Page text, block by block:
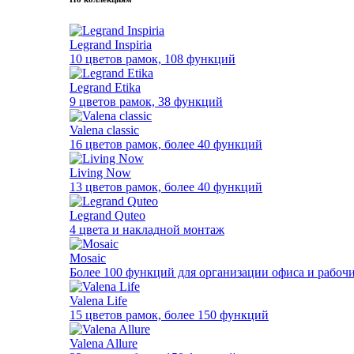
Legrand Inspiria
10 цветов рамок, 108 функций
Legrand Etika
9 цветов рамок, 38 функций
Valena classic
16 цветов рамок, более 40 функций
Living Now
13 цветов рамок, более 40 функций
Legrand Quteo
4 цвета и накладной монтаж
Mosaic
Более 100 функций для организации офиса и
Valena Life
15 цветов рамок, более 150 функций
Valena Allure